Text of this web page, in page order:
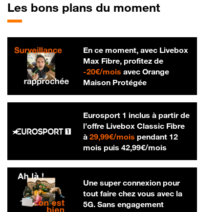
Les bons plans du moment
En ce moment, avec Livebox
Max Fibre, profitez de
-20€/mois20 € par mois
avec Orange
Maison Protégée
Eurosport 1 inclus à partir de
l’offre Livebox Classic Fibre
à 29,99€/mois29,99 € par mois
pendant 12
mois puis 42,99€/mois42,99 € par
Une super connexion pour
tout faire chez vous avec la
5G. Sans engagement